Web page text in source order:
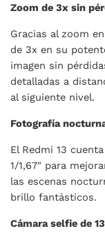
Zoom de 3x sin
Gracias al zoom
de 3x en su
imagen sin
detalladas a
al siguiente nivel.
Fotografía
El Redmi 13
1/1,67" para
las escenas
brillo fantásticos.
Cámara selfie de